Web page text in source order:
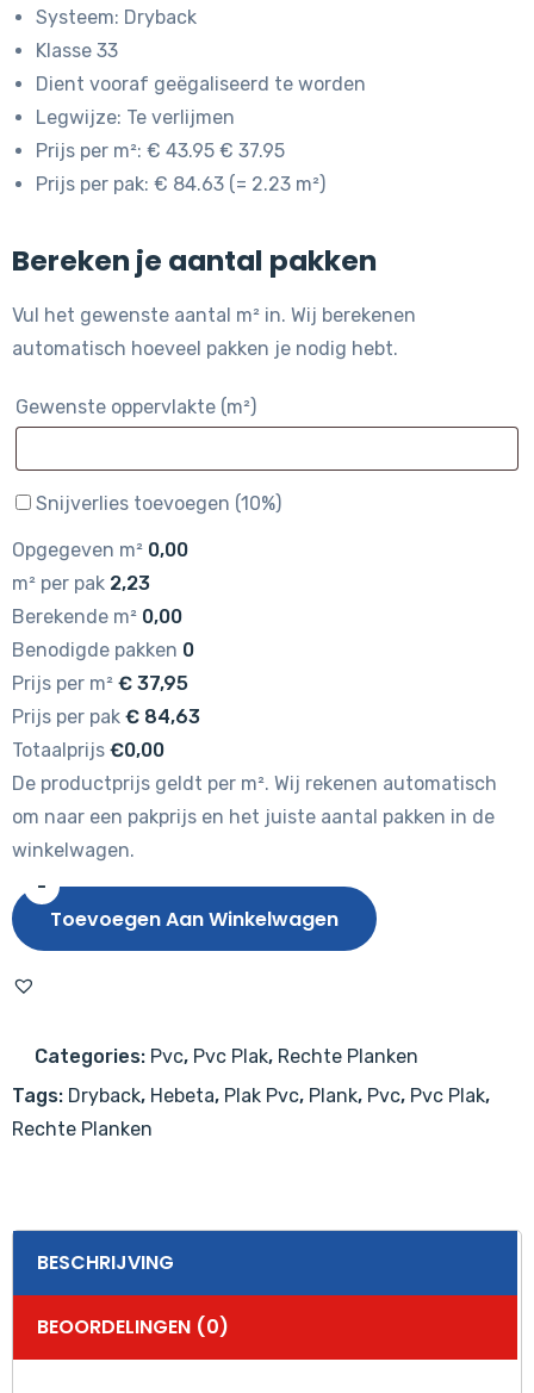
Systeem: Dryback
Klasse 33
Dient vooraf geëgaliseerd te worden
Legwijze: Te verlijmen
Prijs per m²: € 43.95 € 37.95
Prijs per pak: € 84.63 (= 2.23 m²)
Bereken je aantal pakken
Vul het gewenste aantal m² in. Wij berekenen
automatisch hoeveel pakken je nodig hebt.
Gewenste oppervlakte (m²)
Snijverlies toevoegen (10%)
Opgegeven m² 0,00
m² per pak 2,23
Berekende m² 0,00
Benodigde pakken 0
Prijs per m² € 37,95
Prijs per pak € 84,63
Totaalprijs €0,00
De productprijs geldt per m². Wij rekenen automatisch
om naar een pakprijs en het juiste aantal pakken in de
winkelwagen.
-
Hebeta
Largo
Plank
aantal
Toevoegen Aan Winkelwagen
Categories: Pvc, Pvc Plak, Rechte Planken
Tags: Dryback, Hebeta, Plak Pvc, Plank, Pvc, Pvc Plak,
Rechte Planken
BESCHRIJVING
BEOORDELINGEN (0)